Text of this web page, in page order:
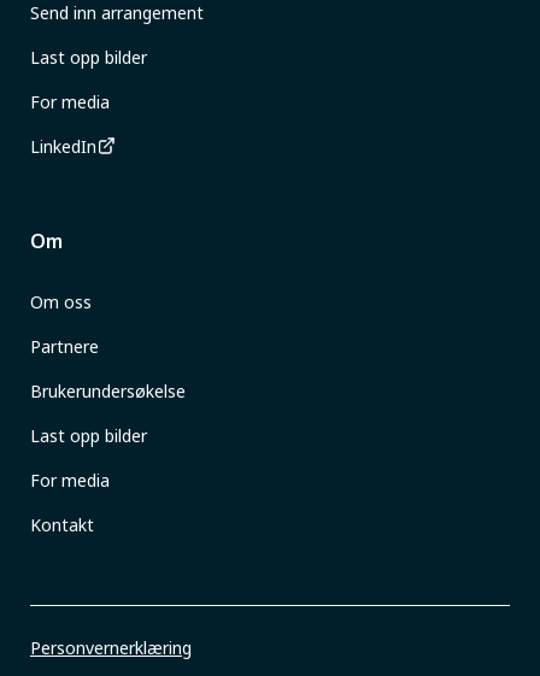
Send inn arrangement
Last opp bilder
For media
LinkedIn
Om
Om oss
Partnere
Brukerundersøkelse
Last opp bilder
For media
Kontakt
Personvernerklæring